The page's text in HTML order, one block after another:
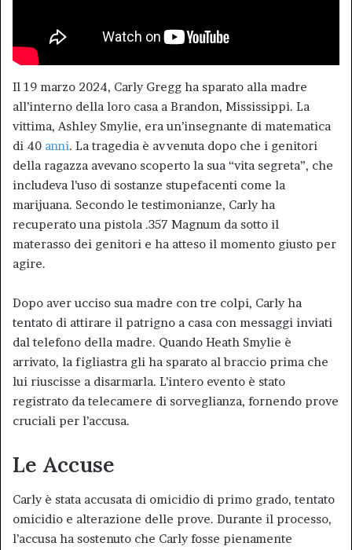
Il 19 marzo 2024, Carly Gregg ha sparato alla madre
all’interno della loro casa a Brandon, Mississippi. La
vittima, Ashley Smylie, era un’insegnante di matematica
di 40 anni. La tragedia è avvenuta dopo che i genitori
della ragazza avevano scoperto la sua “vita segreta”, che
includeva l’uso di sostanze stupefacenti come la
marijuana. Secondo le testimonianze, Carly ha
recuperato una pistola .357 Magnum da sotto il
materasso dei genitori e ha atteso il momento giusto per
agire.
Dopo aver ucciso sua madre con tre colpi, Carly ha
tentato di attirare il patrigno a casa con messaggi inviati
dal telefono della madre. Quando Heath Smylie è
arrivato, la figliastra gli ha sparato al braccio prima che
lui riuscisse a disarmarla. L’intero evento è stato
registrato da telecamere di sorveglianza, fornendo prove
cruciali per l’accusa.
Le Accuse
Carly è stata accusata di omicidio di primo grado, tentato
omicidio e alterazione delle prove. Durante il processo,
l’accusa ha sostenuto che Carly fosse pienamente